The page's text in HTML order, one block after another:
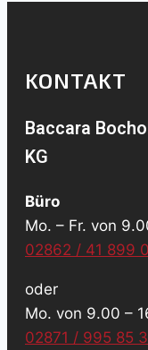
KONTAKT
Baccara
KG
Büro
Mo. – Fr. von
02862 / 41 899 0
oder
Mo. von 9.00 –
02871 / 995 85